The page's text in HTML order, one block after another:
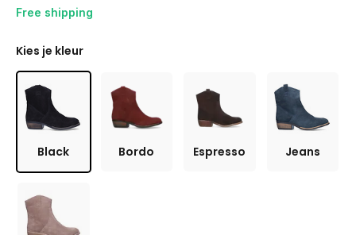
Free shipping
Kies je kleur
Black Bordo Espresso Jeans